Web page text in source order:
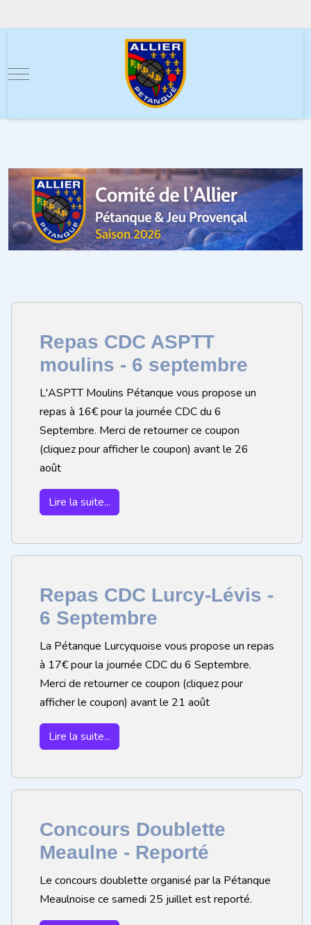
Mobile Menu Toggle
Repas CDC ASPTT
moulins - 6 septembre
L'ASPTT Moulins Pétanque vous propose un
repas à 16€ pour la journée CDC du 6
Septembre. Merci de retourner ce coupon
(cliquez pour afficher le coupon) avant le 26
août
Lire la suite...
Repas CDC Lurcy-Lévis -
6 Septembre
La Pétanque Lurcyquoise vous propose un repas
à 17€ pour la journée CDC du 6 Septembre.
Merci de retourner ce coupon (cliquez pour
afficher le coupon) avant le 21 août
Lire la suite...
Concours Doublette
Meaulne - Reporté
Le concours doublette organisé par la Pétanque
Meaulnoise ce samedi 25 juillet est reporté.